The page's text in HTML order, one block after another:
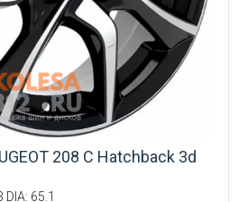
208 C Hatchback 3d
65.1